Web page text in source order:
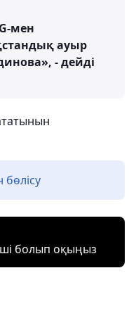
мен
ауыр
- дейді
болып оқыңыз